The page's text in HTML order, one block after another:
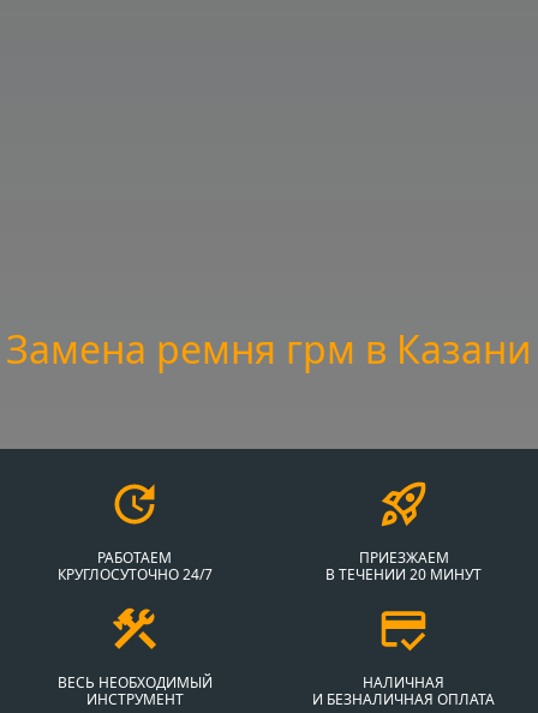
Замена ремня грм в Казани
РАБОТАЕМ
КРУГЛОСУТОЧНО 24/7
ПРИЕЗЖАЕМ
В ТЕЧЕНИИ 20 МИНУТ
ВЕСЬ НЕОБХОДИМЫЙ
ИНСТРУМЕНТ
НАЛИЧНАЯ
И БЕЗНАЛИЧНАЯ ОПЛАТА